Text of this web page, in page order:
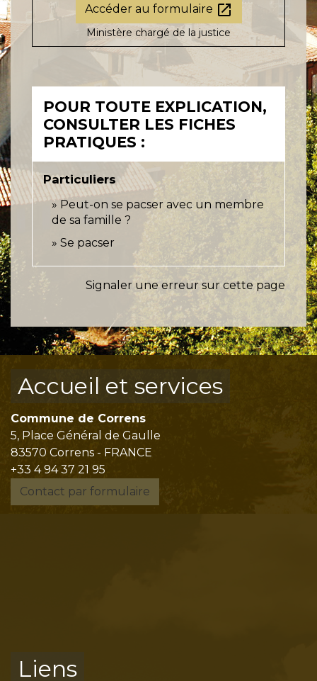
Accéder au formulaire open_in_new
Ministère chargé de la justice
POUR TOUTE EXPLICATION,
CONSULTER LES FICHES
PRATIQUES :
Particuliers
Peut-on se pacser avec un membre
de sa famille ?
Se pacser
Signaler une erreur sur cette page
Accueil et services
Commune de Correns
5, Place Général de Gaulle
83570 Correns - FRANCE
+33 4 94 37 21 95
Contact par formulaire
Liens